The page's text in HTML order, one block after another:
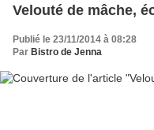
Velouté de mâche,
Publié le 23/11/2014 à 08:28
Par Bistro de Jenna